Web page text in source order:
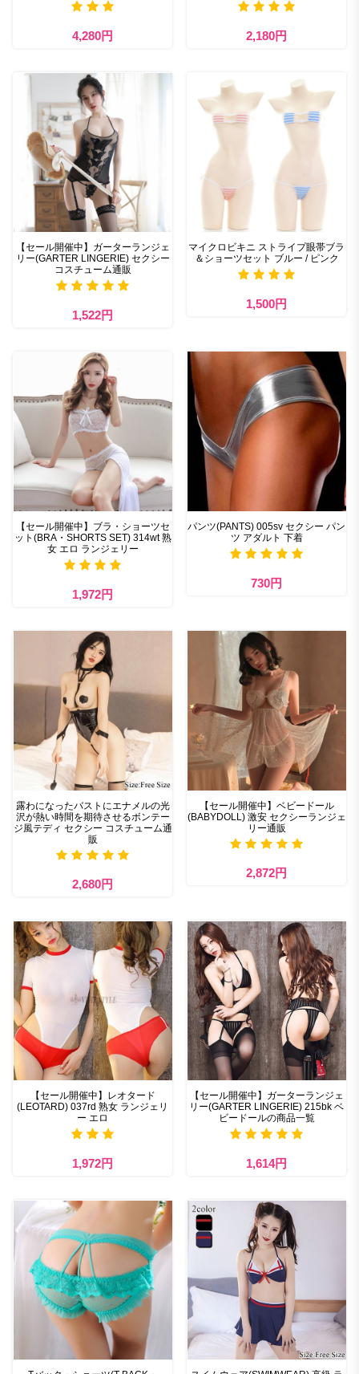
4,280円 2,180円
【セール開催中】ガーターランジェ
リー(GARTER LINGERIE) セクシー
コスチューム通販
1,522円
マイクロビキニ ストライプ眼帯ブラ
＆ショーツセット ブルー / ピンク
1,500円
【セール開催中】ブラ・ショーツセ
ット(BRA・SHORTS SET) 314wt 熟
女 エロ ランジェリー
1,972円
パンツ(PANTS) 005sv セクシー パン
ツ アダルト 下着
730円
露わになったバストにエナメルの光
沢が熱い時間を期待させるボンテー
ジ風テディ セクシー コスチューム通
販
2,680円
【セール開催中】ベビードール
(BABYDOLL) 激安 セクシーランジェ
リー通販
2,872円
【セール開催中】レオタード
(LEOTARD) 037rd 熟女 ランジェリ
ー エロ
1,972円
【セール開催中】ガーターランジェ
リー(GARTER LINGERIE) 215bk ベ
ビードールの商品一覧
1,614円